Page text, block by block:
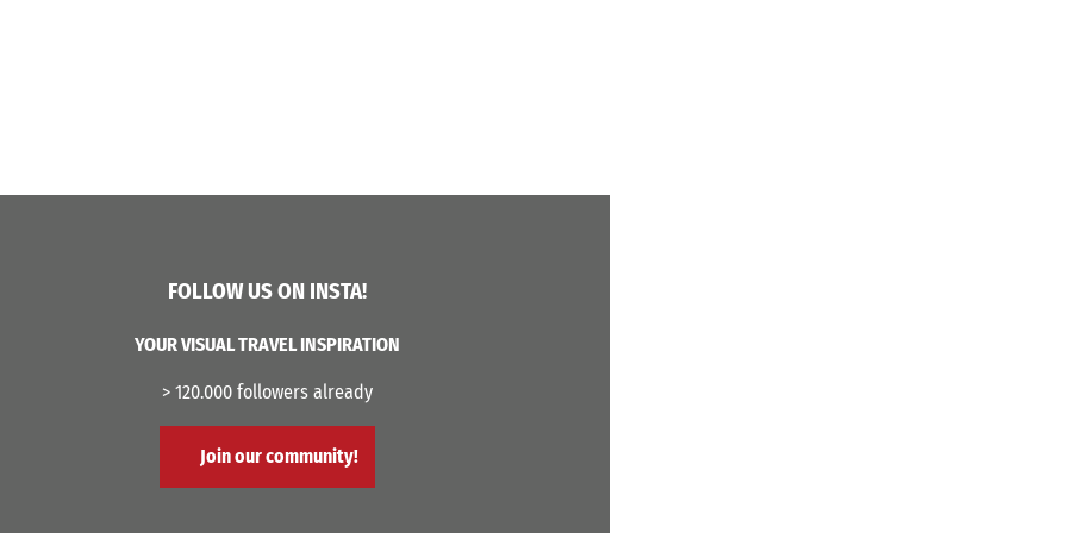
FOLLOW US ON INSTA!
YOUR VISUAL TRAVEL INSPIRATION
> 120.000 followers already
Join our community!